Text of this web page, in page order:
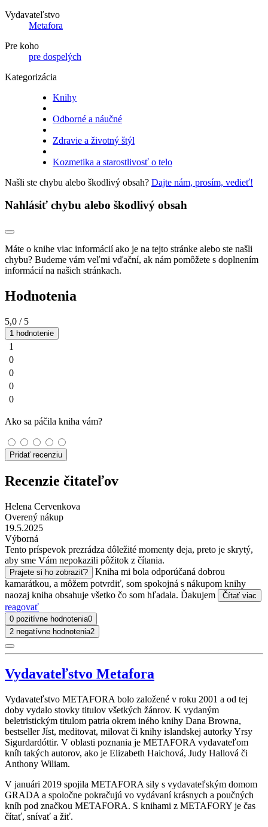
Vydavateľstvo
Metafora
Pre koho
pre dospelých
Kategorizácia
Knihy
Odborné a náučné
Zdravie a životný štýl
Kozmetika a starostlivosť o telo
Našli ste chybu alebo škodlivý obsah? Dajte nám, prosím, vedieť!
Nahlásiť chybu alebo škodlivý obsah
Máte o knihe viac informácií ako je na tejto stránke alebo ste našli
chybu? Budeme vám veľmi vďační, ak nám pomôžete s doplnením
informácií na našich stránkach.
Hodnotenia
5,0 / 5
1 hodnotenie
1
0
0
0
0
Ako sa páčila kniha vám?
Pridať recenziu
Recenzie čitateľov
Helena Cervenkova
Overený nákup
19.5.2025
Výborná
Tento príspevok prezrádza dôležité momenty deja, preto je skrytý,
aby sme Vám nepokazili pôžitok z čítania.
Prajete si ho zobraziť?
Kniha mi bola odporúčaná dobrou
kamarátkou, a môžem potvrdiť, som spokojná s nákupom knihy
naozaj kniha obsahuje všetko čo som hľadala. Ďakujem
Čítať viac
reagovať
0 pozitívne hodnotenia0
2 negatívne hodnotenia2
Vydavateľstvo Metafora
Vydavateľstvo METAFORA bolo založené v roku 2001 a od tej
doby vydalo stovky titulov všetkých žánrov. K vydaným
beletristickým titulom patria okrem iného knihy Dana Browna,
bestseller Jíst, meditovat, milovat či knihy islandskej autorky Yrsy
Sigurdardóttir. V oblasti poznania je METAFORA vydavateľom
kníh takých autorov, ako je Elizabeth Haichová, Judy Hallová či
Anthony Wiliam.
V januári 2019 spojila METAFORA sily s vydavateľským domom
GRADA a spoločne pokračujú vo vydávaní krásnych a poučných
kníh pod značkou METAFORA. S knihami z METAFORY je čas
čítať, snívať a žiť.